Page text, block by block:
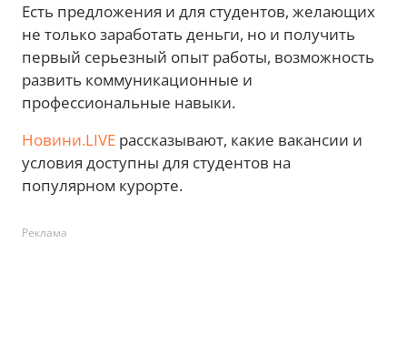
Есть предложения и для студентов, желающих
не только заработать деньги, но и получить
первый серьезный опыт работы, возможность
развить коммуникационные и
профессиональные навыки.
Новини.LIVE рассказывают, какие вакансии и
условия доступны для студентов на
популярном курорте.
Реклама